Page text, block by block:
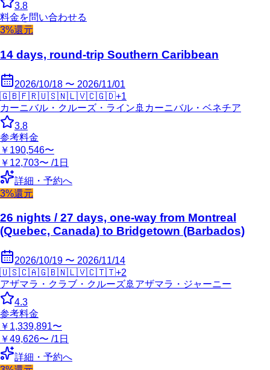
3.8
料金を問い合わせる
3%還元
14 days, round-trip Southern Caribbean
2026/10/18 〜 2026/11/01
🇬🇧🇫🇷🇺🇸🇳🇱🇻🇨🇬🇩+1
カーニバル・クルーズ・ライン 🚢 カーニバル・ベネチア
3.8
参考料金
￥190,546〜
￥12,703〜 /1日
詳細・予約へ
3%還元
26 nights / 27 days, one-way from Montreal
(Quebec, Canada) to Bridgetown (Barbados)
2026/10/19 〜 2026/11/14
🇺🇸🇨🇦🇬🇧🇳🇱🇻🇨🇹🇹+2
アザマラ・クラブ・クルーズ🚢 アザマラ・ジャーニー
4.3
参考料金
￥1,339,891〜
￥49,626〜 /1日
詳細・予約へ